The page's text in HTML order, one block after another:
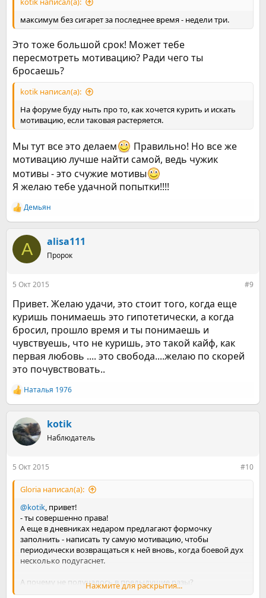
максимум без сигарет за последнее время - недели три.
Это тоже большой срок! Может тебе
пересмотреть мотивацию? Ради чего ты
бросаешь?
kotik написал(а):
На форуме буду ныть про то, как хочется курить и искать
мотивацию, если таковая растеряется.
Мы тут все это делаем
Правильно! Но все же
мотивацию лучше найти самой, ведь чужик
мотивы - это счужие мотивы
Я желаю тебе удачной попытки!!!!
Р
е
к
ц
и
Демьян
A alisa111
Пророк
5 Окт 2015 #9
Привет. Желаю удачи, это стоит того, когда еще
куришь понимаешь это гипотетически, а когда
бросил, прошло время и ты понимаешь и
чувствуешь, что не куришь, это такой кайф, как
первая любовь .... это свобода....желаю по скорей
это почувствовать..
Р
е
к
ц
и
Наталья 1976
kotik
Наблюдатель
5 Окт 2015 #10
Gloria написал(а):
@kotik, привет!
- ты совершенно права!
А еще в дневниках недаром предлагают формочку
заполнить - написать ту самую мотивацию, чтобы
периодически возвращаться к ней вновь, когда боевой дух
несколько подугаснет.
А почему не получалось в предыдущие разы?
Для успешности этой попытки - напиши. реально помогает!
Нажмите для раскрытия...